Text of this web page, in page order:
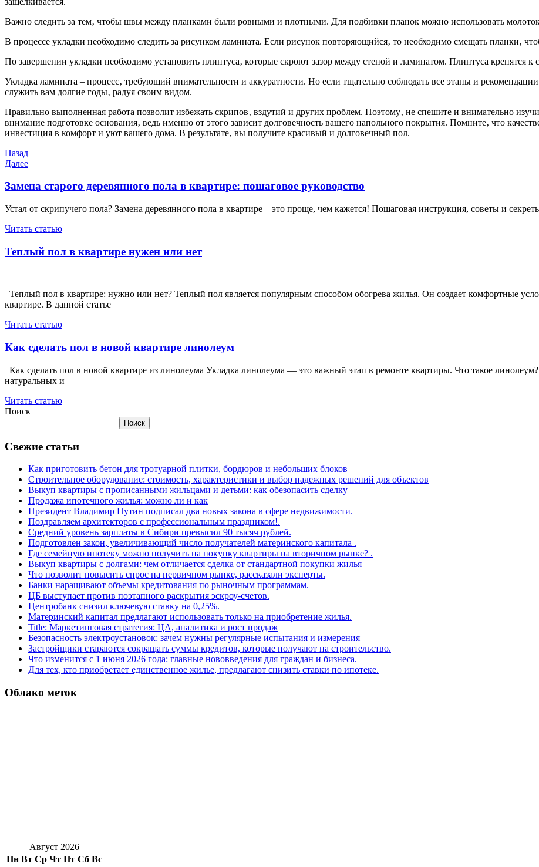
Важно следить за тем‚ чтобы швы между планками были ровными и плотными. Для подбивки планок можно использовать
В процессе укладки необходимо следить за рисунком ламината. Если рисунок повторяющийся‚ то необходимо смещать планки‚
По завершении укладки необходимо установить плинтуса‚ которые скроют зазор между стеной и ламинатом. Плинтуса крепятся к
Укладка ламината – процесс‚ требующий внимательности и аккуратности. Но если тщательно соблюдать все этапы и
служить вам долгие годы‚ радуя своим видом.
Правильно выполненная работа позволит избежать скрипов‚ вздутий и других проблем. Поэтому‚ не спешите и внимательно
внимание подготовке основания‚ ведь именно от этого зависит долговечность вашего напольного покрытия. Помните‚ что
инвестиция в комфорт и уют вашего дома. В результате‚ вы получите красивый и долговечный пол.
Навигация
по
записям
Предыдущая
запись
Назад
Следующая
Далее
Замена старого деревянного пола в квартире: пошаговое руководство
Устал от скрипучего пола? Замена деревянного пола в квартире – это проще, чем кажется! Пошаговая инструкция, советы и
Читать статью
Теплый пол в квартире нужен или нет
Теплый пол в квартире: нужно или нет? Теплый пол является популярным способом обогрева жилья. Он создает комфортные
квартире. В данной статье
Читать статью
Как сделать пол в новой квартире линолеум
Как сделать пол в новой квартире из линолеума Укладка линолеума — это важный этап в ремонте квартиры. Что такое
натуральных и
Читать статью
Поиск
Поиск
Свежие статьи
Как приготовить бетон для тротуарной плитки, бордюров и небольших блоков
Строительное оборудование: стоимость, характеристики и выбор надежных решений для объектов
Выкуп квартиры с прописанными жильцами и детьми: как обезопасить сделку
Продажа ипотечного жилья: можно ли и как
Президент Владимир Путин подписал два новых закона в сфере недвижимости.
Поздравляем архитекторов с профессиональным праздником!.
Средний уровень зарплаты в Сибири превысил 90 тысяч рублей.
Подготовлен закон, увеличивающий число получателей материнского капитала .
Где семейную ипотеку можно получить на покупку квартиры на вторичном рынке? .
Выкуп квартиры с долгами: чем отличается сделка от стандартной покупки жилья
Что позволит повысить спрос на первичном рынке, рассказали эксперты.
Банки наращивают объемы кредитования по рыночным программам.
ЦБ выступает против поэтапного раскрытия эскроу-счетов.
Центробанк снизил ключевую ставку на 0,25%.
Материнский капитал предлагают использовать только на приобретение жилья.
Title: Маркетинговая стратегия: ЦА, аналитика и рост продаж
Безопасность электроустановок: зачем нужны регулярные испытания и измерения
Застройщики стараются сокращать суммы кредитов, которые получают на строительство.
Что изменится с 1 июня 2026 года: главные нововведения для граждан и бизнеса.
Для тех, кто приобретает единственное жилье, предлагают снизить ставки по ипотеке.
Облако меток
Август 2026
Пн Вт Ср Чт Пт Сб Вс